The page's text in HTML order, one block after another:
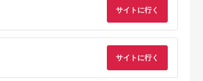
サイトに行く
サイトに行く